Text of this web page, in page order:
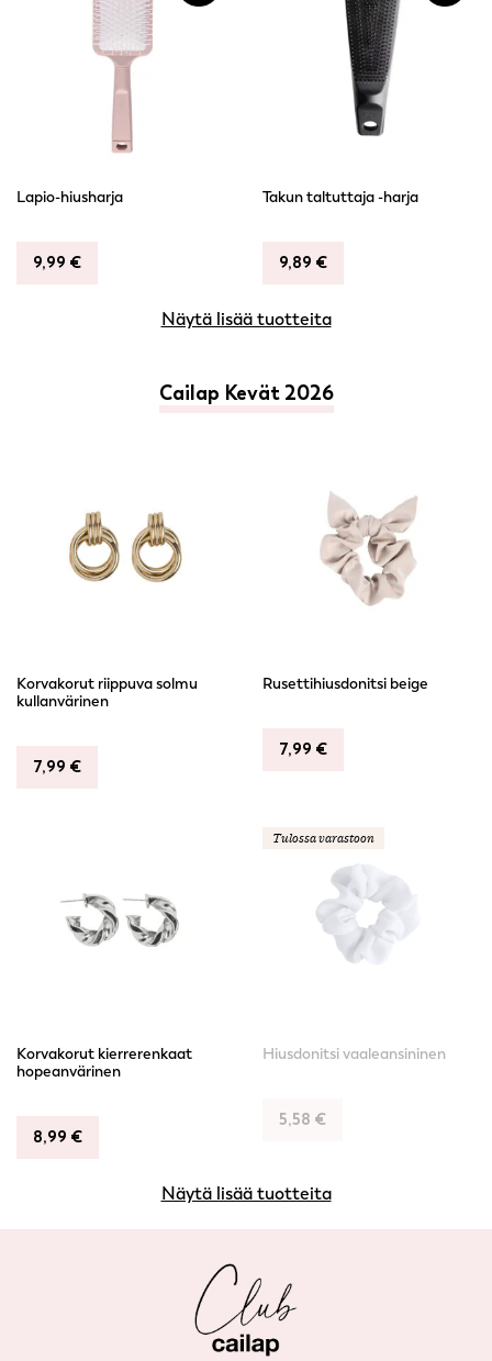
Lapio-hiusharja
9,99 €
Takun taltuttaja -harja
9,89 €
Näytä lisää tuotteita
Cailap Kevät 2026
Korvakorut riippuva solmu
kullanvärinen
7,99 €
Rusettihiusdonitsi beige
7,99 €
Korvakorut kierrerenkaat
hopeanvärinen
8,99 €
Tulossa varastoon
Hiusdonitsi vaaleansininen
5,58 €
Näytä lisää tuotteita